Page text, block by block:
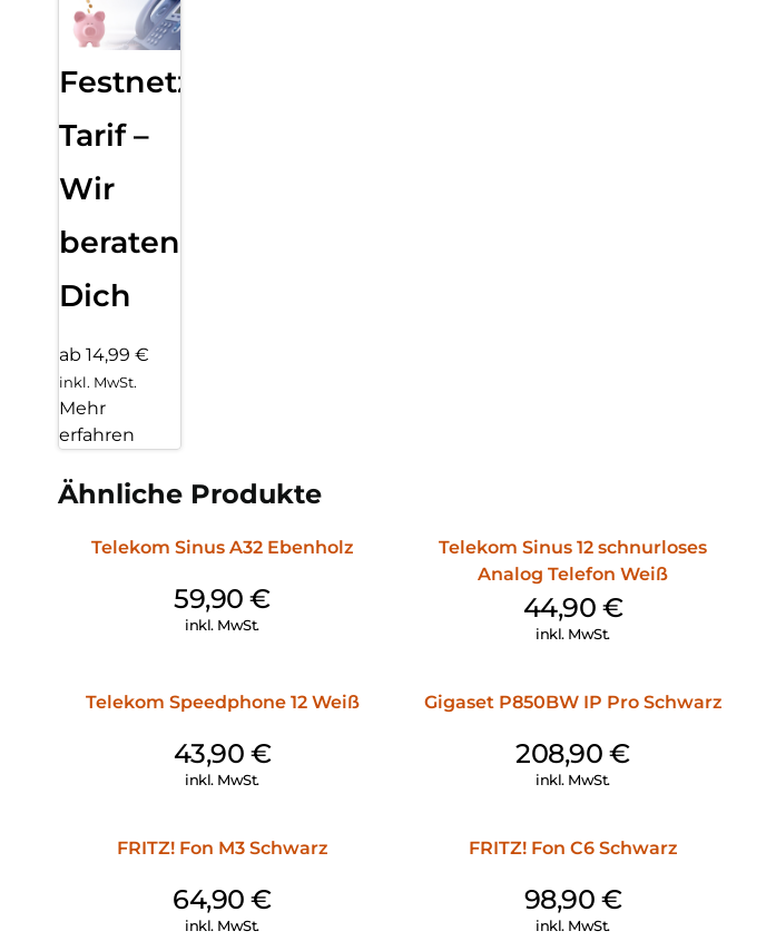
Festnetz
Tarif –
Wir
beraten
Dich
ab 14,99 €
inkl. MwSt.
Mehr
erfahren
Ähnliche Produkte
Telekom Sinus A32 Ebenholz
59,90€
inkl. MwSt.
Telekom Sinus 12 schnurloses
Analog Telefon Weiß
44,90 €
inkl. MwSt.
Telekom Speedphone 12 Weiß
43,90 €
inkl. MwSt.
Gigaset P850BW IP Pro Schwarz
208,90€
inkl. MwSt.
FRITZ! Fon M3 Schwarz
64,90€
inkl. MwSt.
FRITZ! Fon C6 Schwarz
98,90 €
inkl. MwSt.